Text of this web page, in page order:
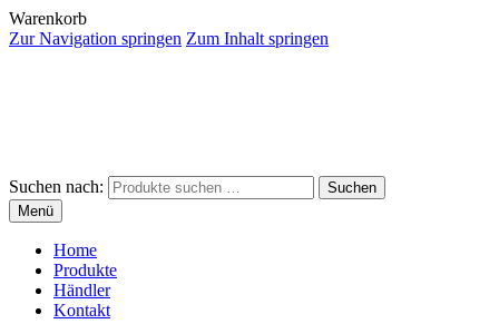
Warenkorb
Zur Navigation springen Zum Inhalt springen
Suchen nach:
Suchen
Menü
Home
Produkte
Händler
Kontakt